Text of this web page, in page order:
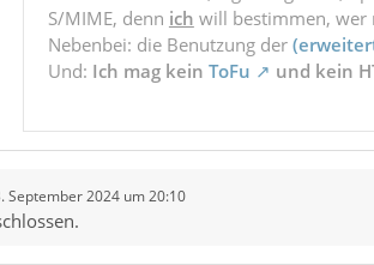
S/MIME, denn ich will bestimmen, wer
Nebenbei: die Benutzung der
Und: Ich mag kein ToFu und kein
September 2024 um 20:10